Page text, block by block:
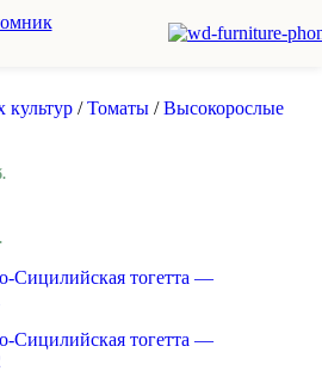
content
/ Томаты / Высокорослые